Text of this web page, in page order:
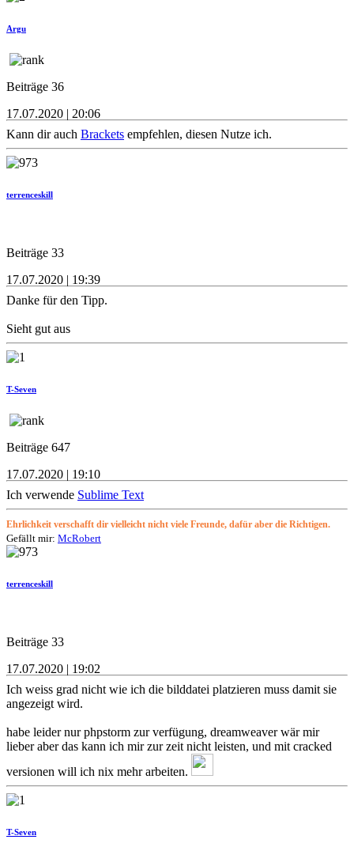
Argu
Beiträge 36
17.07.2020 | 20:06
Kann dir auch Brackets empfehlen, diesen Nutze ich.
terrenceskill
Beiträge 33
17.07.2020 | 19:39
Danke für den Tipp.
Sieht gut aus
T-Seven
Beiträge 647
17.07.2020 | 19:10
Ich verwende Sublime Text
Ehrlichkeit verschafft dir vielleicht nicht viele Freunde, dafür aber die Richtigen.
Gefällt mir: McRobert
terrenceskill
Beiträge 33
17.07.2020 | 19:02
Ich weiss grad nicht wie ich die bilddatei platzieren muss damit sie
angezeigt wird.
habe leider nur phpstorm zur verfügung, dreamweaver wär mir
lieber aber das kann ich mir zur zeit nicht leisten, und mit cracked
versionen will ich nix mehr arbeiten.
T-Seven